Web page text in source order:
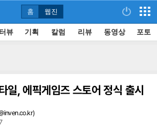
홈 웹진
뷰 기획 칼럼 리뷰 동영상 포토
일, 에픽게임즈 스토어 정식 출시
)